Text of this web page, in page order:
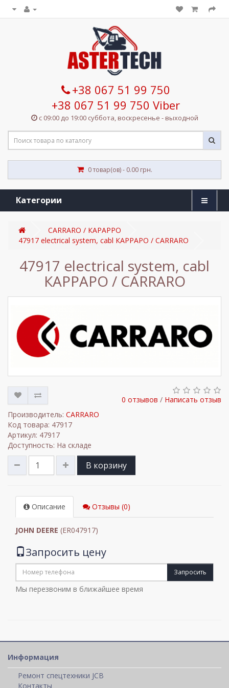
+38 067 51 99 750
+38 067 51 99 750 Viber
с 09:00 до 19:00 суббота, воскресенье - выходной
0 товар(ов) - 0.00 грн.
Категории
CARRARO / КАРАРРО
47917 electrical system, cabl КАРРАРО / CARRARO
47917 electrical system, cabl
КАРРАРО / CARRARO
0 отзывов / Написать отзыв
Производитель: CARRARO
Код товара: 47917
Артикул: 47917
Доступность: На складе
В корзину
Описание Отзывы (0)
JOHN DEERE (ER047917)
Запросить цену
Запросить
Мы перезвоним в ближайшее время
Информация
Ремонт спецтехники JCB
Контакты